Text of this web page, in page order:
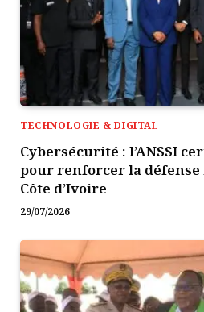
TECHNOLOGIE & DIGITAL
Cybersécurité : l’ANSSI
pour renforcer la
Côte d’Ivoire
29/07/2026